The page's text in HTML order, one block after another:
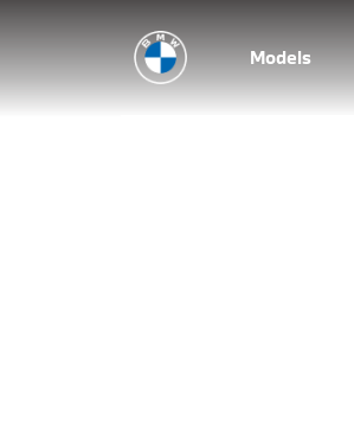
Models